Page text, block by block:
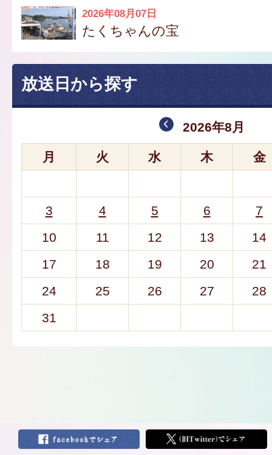
2026年08月07日
たくちゃんの宝
放送日から探す
2026年8月
月 火 水 木 金
3 4 5 6
7
10
11 12 13
14
17
18 19 20
21
24
25 26 27
28
31